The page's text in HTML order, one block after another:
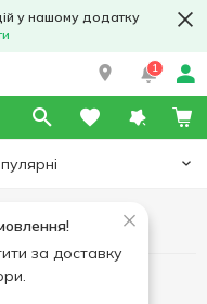
у нашому додатку
1
за доставку